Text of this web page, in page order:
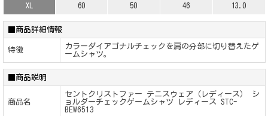
XL 60 50 46 13.0
■商品詳細情報
特徴
カラーダイアゴナルチェックを肩の分部に切り替えたゲ
ームシャツ。
■商品説明
商品名
セントクリストファー テニスウェア（レディース） シ
ョルダーチェックゲームシャツ レディース STC-
BEW6513